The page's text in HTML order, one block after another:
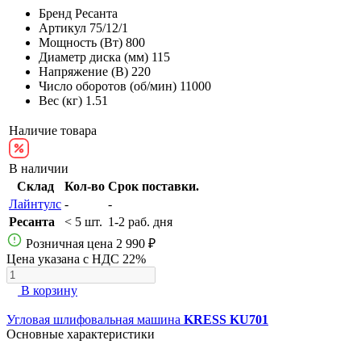
Бренд Ресанта
Артикул 75/12/1
Мощность (Вт) 800
Диаметр диска (мм) 115
Напряжение (В) 220
Число оборотов (об/мин) 11000
Вес (кг) 1.51
Наличие товара
В наличии
Склад
Кол-во Срок поставки.
Лайнтулс -
-
Ресанта
< 5 шт. 1-2 раб. дня
Розничная цена 2 990 ₽
Цена указана с НДС 22%
В корзину
Угловая шлифовальная машина KRESS KU701
Основные характеристики